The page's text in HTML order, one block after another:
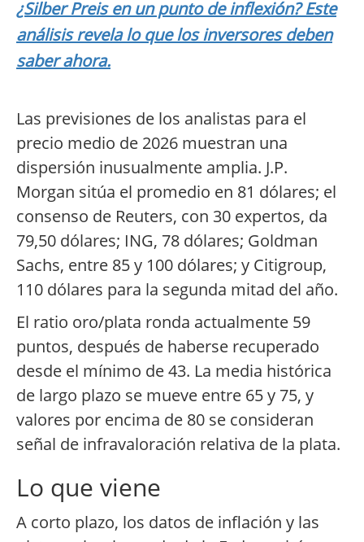
¿Silber Preis en un punto de inflexión? Este
análisis revela lo que los inversores deben
saber ahora.
Las previsiones de los analistas para el
precio medio de 2026 muestran una
dispersión inusualmente amplia. J.P.
Morgan sitúa el promedio en 81 dólares; el
consenso de Reuters, con 30 expertos, da
79,50 dólares; ING, 78 dólares; Goldman
Sachs, entre 85 y 100 dólares; y Citigroup,
110 dólares para la segunda mitad del año.
El ratio oro/plata ronda actualmente 59
puntos, después de haberse recuperado
desde el mínimo de 43. La media histórica
de largo plazo se mueve entre 65 y 75, y
valores por encima de 80 se consideran
señal de infravaloración relativa de la plata.
Lo que viene
A corto plazo, los datos de inflación y las